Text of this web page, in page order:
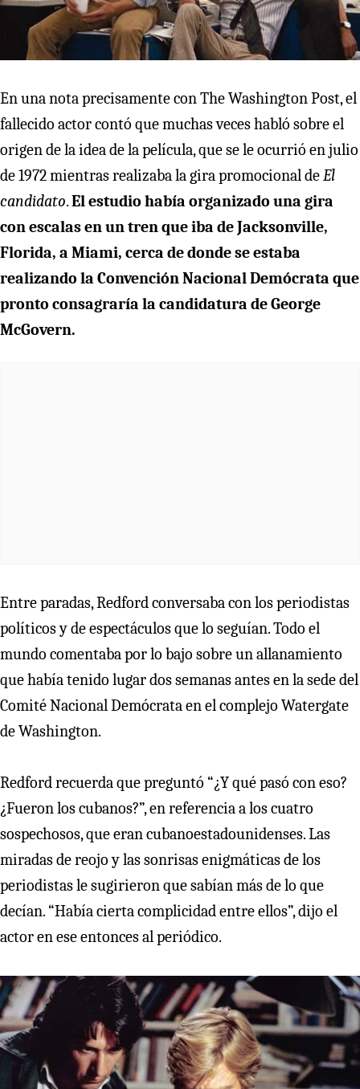
En una nota precisamente con The Washington Post, el
fallecido actor contó que muchas veces habló sobre el
origen de la idea de la película, que se le ocurrió en julio
de 1972 mientras realizaba la gira promocional deEl
candidato.El estudio había organizado una gira
con escalas en un tren que iba de Jacksonville,
Florida, a Miami, cerca de donde se estaba
realizando la Convención Nacional Demócrata que
pronto consagraría la candidatura de George
McGovern.
Entre paradas, Redford conversaba con los periodistas
políticos y de espectáculos que lo seguían. Todo el
mundo comentaba por lo bajo sobre un allanamiento
que había tenido lugar dos semanas antes en la sede del
Comité Nacional Demócrata en el complejo Watergate
de Washington.
Redford recuerda que preguntó “¿Y qué pasó con eso?
¿Fueron los cubanos?”, en referencia a los cuatro
sospechosos, que eran cubanoestadounidenses. Las
miradas de reojo y las sonrisas enigmáticas de los
periodistas le sugirieron que sabían más de lo que
decían. “Había cierta complicidad entre ellos”, dijo el
actor en ese entonces al periódico.